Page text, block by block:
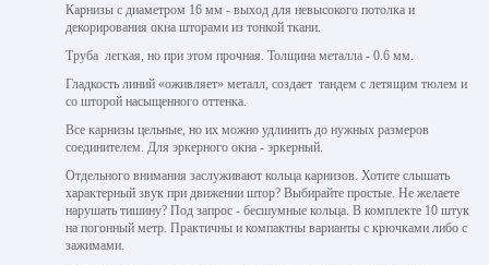
Карнизы с диаметром 16 мм - выход для невысокого потолка и
декорирования окна шторами из тонкой ткани.
Труба легкая, но при этом прочная. Толщина металла - 0.6 мм.
Гладкость линий «оживляет» металл, создает тандем с летящим тюлем и
со шторой насыщенного оттенка.
Все карнизы цельные, но их можно удлинить до нужных размеров
соединителем. Для эркерного окна - эркерный.
Отдельного внимания заслуживают кольца карнизов. Хотите слышать
характерный звук при движении штор? Выбирайте простые. Не желаете
нарушать тишину? Под запрос - бесшумные кольца. В комплекте 10 штук
на погонный метр. Практичны и компактны варианты с крючками либо с
зажимами.